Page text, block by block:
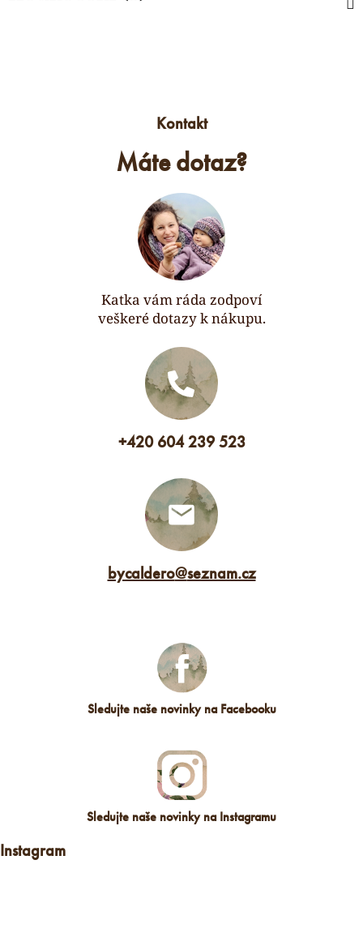
Kontakt
Máte dotaz?
Katka vám ráda zodpoví
veškeré dotazy k nákupu.
bycaldero@seznam.cz
+420 604 239 523
Sledujte naše novinky na Facebooku
Sledujte naše novinky na Instagramu
Instagram